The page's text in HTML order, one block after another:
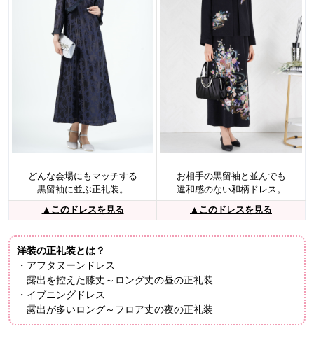
どんな会場にもマッチする
黒留袖に並ぶ正礼装。
お相手の黒留袖と並んでも
違和感のない和柄ドレス。
▲このドレスを見る ▲このドレスを見る
洋装の正礼装とは？
・アフタヌーンドレス
露出を控えた膝丈～ロング丈の昼の正礼装
・イブニングドレス
露出が多いロング～フロア丈の夜の正礼装